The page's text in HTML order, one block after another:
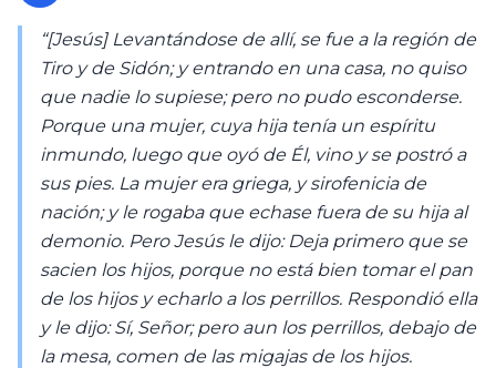
“[Jesús] Levantándose de allí, se fue a la región de
Tiro y de Sidón; y entrando en una casa, no quiso
que nadie lo supiese; pero no pudo esconderse.
Porque una mujer, cuya hija tenía un espíritu
inmundo, luego que oyó de Él, vino y se postró a
sus pies. La mujer era griega, y sirofenicia de
nación; y le rogaba que echase fuera de su hija al
demonio. Pero Jesús le dijo: Deja primero que se
sacien los hijos, porque no está bien tomar el pan
de los hijos y echarlo a los perrillos. Respondió ella
y le dijo: Sí, Señor; pero aun los perrillos, debajo de
la mesa, comen de las migajas de los hijos.